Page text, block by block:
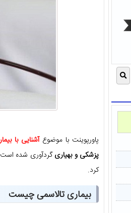
پاورپوینت با موضوعآشنایی با
پزشکی و بهیاریگردآوری شده
کرد.
بیماری تالاسمی چیست